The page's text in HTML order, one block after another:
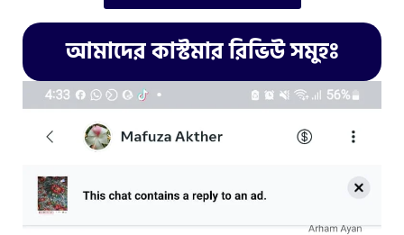
আমাদের কাস্টমার রিভিউ সমুহঃ